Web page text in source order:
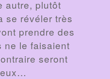
autre, plutôt
se révéler très
prendre des
ne le faisaient
seront